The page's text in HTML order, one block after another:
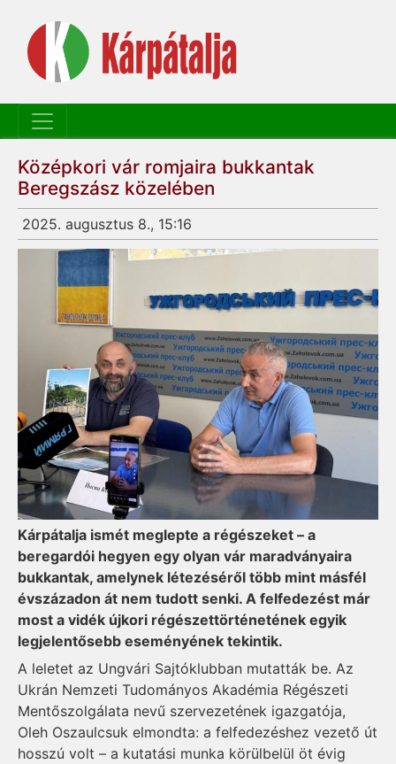
Középkori vár romjaira bukkantak
Beregszász közelében
2025. augusztus 8., 15:16
Kárpátalja ismét meglepte a régészeket – a
beregardói hegyen egy olyan vár maradványaira
bukkantak, amelynek létezéséről több mint másfél
évszázadon át nem tudott senki. A felfedezést már
most a vidék újkori régészettörténetének egyik
legjelentősebb eseményének tekintik.
A leletet az Ungvári Sajtóklubban mutatták be. Az
Ukrán Nemzeti Tudományos Akadémia Régészeti
Mentőszolgálata nevű szervezetének igazgatója,
Oleh Oszaulcsuk elmondta: a felfedezéshez vezető út
hosszú volt – a kutatási munka körülbelül öt évig